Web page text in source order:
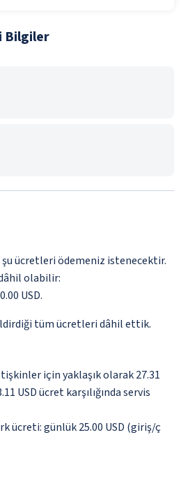
Bilgiler
ücretleri ödemeniz istenecektir.
olabilir:
USD.
tüm ücretleri dâhil ettik.
için yaklaşık olarak 27.31
USD ücret karşılığında servis
ücreti: günlük 25.00 USD (giriş/ç